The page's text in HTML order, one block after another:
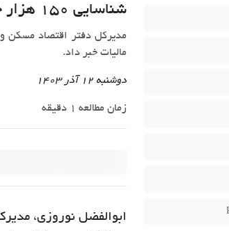
شناسایی 150 هزار خانه خالی جدید در کشور
مالیات خبر داد.
دوشنبه 12 آذر 1403
زمان مطالعه 1 دقیقه
ابوالفضل نوروزی،